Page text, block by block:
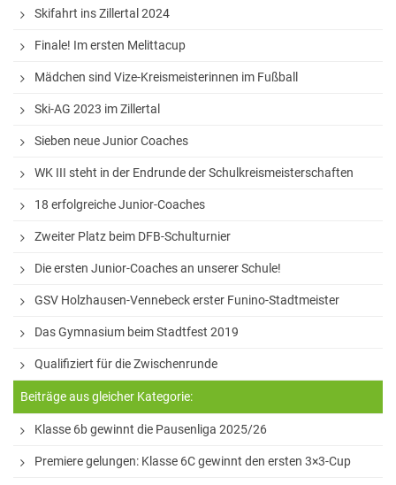
Gemeinsam „Lernen lernen“
Soziales Lernen
Methodentraining
Wettbewerbe
Sprachen
Informatik
Sport
Skifahrt ins Zillertal 2024
Finale! Im ersten Melittacup
Mädchen sind Vize-Kreismeisterinnen im Fußball
Ski-AG 2023 im Zillertal
Sieben neue Junior Coaches
WK III steht in der Endrunde der Schulkreismeisterschaften
18 erfolgreiche Junior-Coaches
Zweiter Platz beim DFB-Schulturnier
Die ersten Junior-Coaches an unserer Schule!
GSV Holzhausen-Vennebeck erster Funino-Stadtmeister
Das Gymnasium beim Stadtfest 2019
Qualifiziert für die Zwischenrunde
Beiträge aus gleicher Kategorie:
Klasse 6b gewinnt die Pausenliga 2025/26
Premiere gelungen: Klasse 6C gewinnt den ersten 3×3-Cup